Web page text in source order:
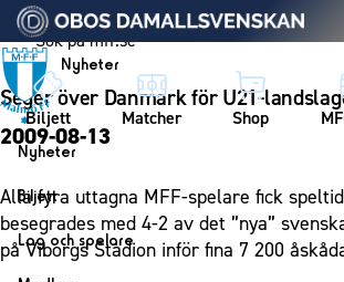
Vidare till innehållet
Nyheter
Biljett Matcher Shop
Nyheter
Nyheter
Kalender
Biljett
Biljett
Årskort herr
Lag och spelare
Lag
Seger över Danmark för U21-
2009-08-13
Alla fyra uttagna MFF-spelare fick
besegrades med 4-2 av det ”nya”
på Viborgs Stadion inför fina 7 200